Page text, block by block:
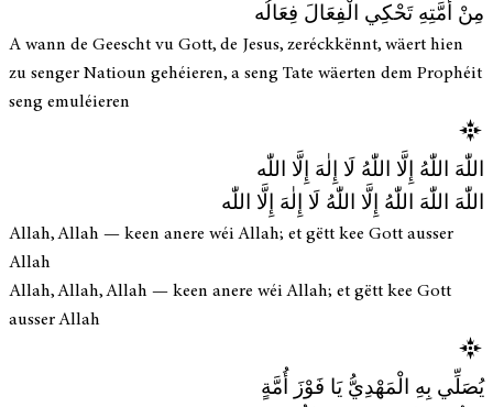
مِنْ أُمَّتِهِ تَحْكِي الْفِعَالَ فِعَالُه
A wann de Geescht vu Gott, de Jesus, zeréckkënnt, wäert hien
zu senger Natioun gehéieren, a seng Tate wäerten dem Prophéit
seng emuléieren
اللّٰهَ اللّٰهُ إِلَّا اللّٰهُ لَا إِلٰهَ إِلَّا اللّٰه
اللّٰهَ اللّٰهَ اللّٰهُ إِلَّا اللّٰهُ لَا إِلٰهَ إِلَّا اللّٰه
Allah, Allah — keen anere wéi Allah; et gëtt kee Gott ausser
Allah
Allah, Allah, Allah — keen anere wéi Allah; et gëtt kee Gott
ausser Allah
يُصَلِّي بِهِ الْمَهْدِيُّ يَا فَوْزَ أُمَّةٍ